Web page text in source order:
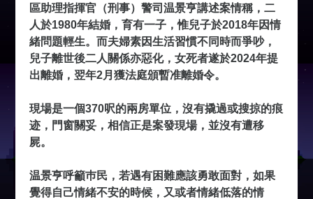
區助理指揮官（刑事）警司温景亨講述案情稱，二
人於1980年結婚，育有一子，惟兒子於2018年因情
緒問題輕生。而夫婦素因生活習慣不同時而爭吵，
兒子離世後二人關係亦惡化，女死者遂於2024年提
出離婚，翌年2月獲法庭頒暫准離婚令。
現場是一個370呎的兩房單位，沒有撬過或搜掠的痕
迹，門窗關妥，相信正是案發現場，並沒有遭移
屍。
温景亨呼籲巿民，若遇有困難應該勇敢面對，如果
覺得自己情緒不安的時候，又或者情緒低落的情